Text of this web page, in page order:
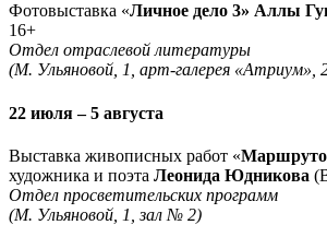
Фотовыставка «Личное дело 3» Аллы
16+
Отдел отраслевой литературы
(М. Ульяновой, 1, арт-галерея
22 июля – 5 августа
Выставка живописных работ «
художника и поэта Леонида Юдникова
Отдел просветительских программ
(М. Ульяновой, 1, зал № 2)